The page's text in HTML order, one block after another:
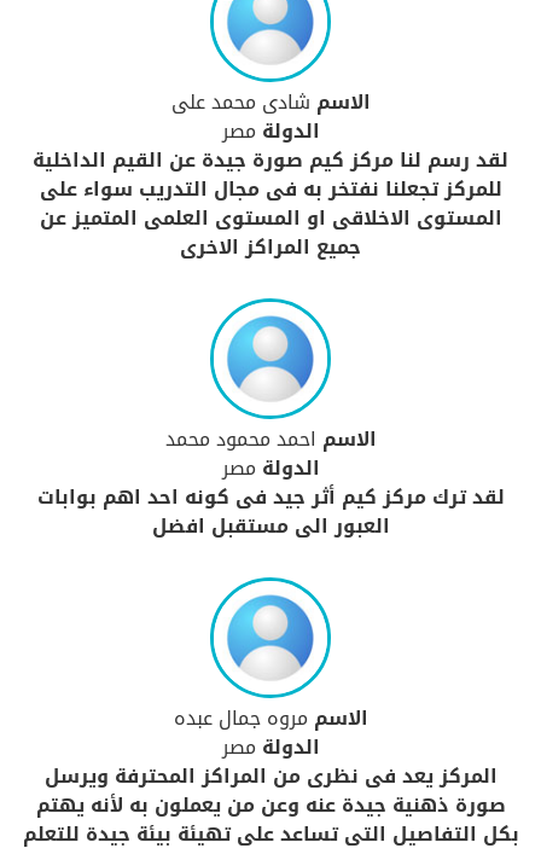
الاسم شادى محمد على
الدولة مصر
لقد رسم لنا مركز كيم صورة جيدة عن القيم الداخلية
للمركز تجعلنا نفتخر به فى مجال التدريب سواء على
المستوى الاخلاقى او المستوى العلمى المتميز عن
جميع المراكز الاخرى
الاسم احمد محمود محمد
الدولة مصر
لقد ترك مركز كيم أثر جيد فى كونه احد اهم بوابات
العبور الى مستقبل افضل
الاسم مروه جمال عبده
الدولة مصر
المركز يعد فى نظرى من المراكز المحترفة ويرسل
صورة ذهنية جيدة عنه وعن من يعملون به لأنه يهتم
بكل التفاصيل التى تساعد على تهيئة بيئة جيدة للتعلم